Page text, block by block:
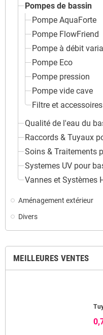
Pompes de bassin
Pompe AquaForte
Pompe FlowFriend
Pompe à débit
Pompe Eco
Pompe pression
Pompe vide cave
Filtre et
Qualité de l'eau du
Raccords & Tuyaux
Soins & Traitements
Systemes UV pour
Vannes et Systèmes
Aménagement extérieur
Divers
MEILLEURES VENTES